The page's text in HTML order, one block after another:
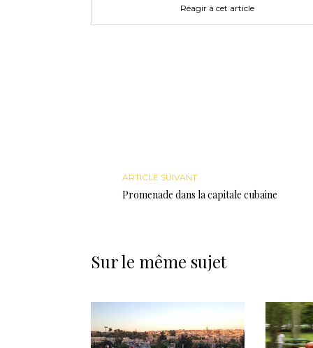
Réagir à cet article
ARTICLE SUIVANT
Promenade dans la capitale cubaine
Sur le même sujet